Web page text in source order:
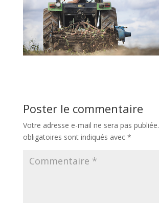
Poster le commentaire
Votre adresse e-mail ne sera pas publiée.
obligatoires sont indiqués avec *